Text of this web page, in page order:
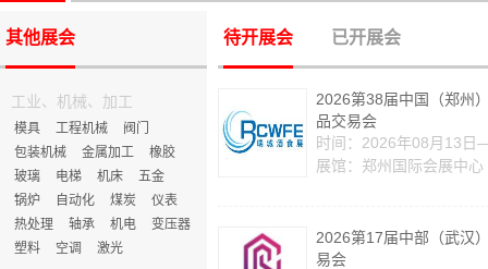
其他展会
工业、机械、加工
模具 工程机械
阀门
包装机械
金属加工
橡胶
玻璃
电梯 机床
五金
锅炉
自动化 煤炭
仪表
热处理
轴承 机电
变压器
塑料
空调 激光
待开展会 已开展会
2026第38届中国（郑州
品交易会
时间：2026年08月13日
展馆：郑州国际会展中心
2026第17届中部（武汉
易会